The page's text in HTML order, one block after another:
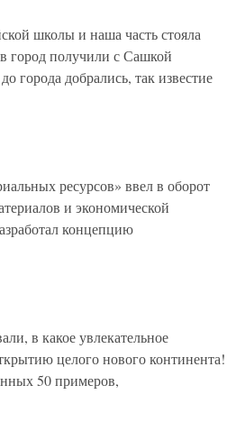
школы и наша часть стояла
город получили с Сашкой
города добрались, так известие
ресурсов» ввел в оборот
и экономической
концепцию
в какое увлекательное
целого нового континента!
50 примеров,